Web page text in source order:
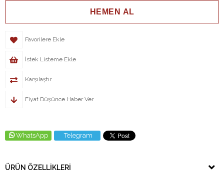
Favorilere Ekle
İstek Listeme Ekle
Karşılaştır
Fiyat Düşünce Haber Ver
WhatsApp Telegram
ÜRÜN ÖZELLIKLERI